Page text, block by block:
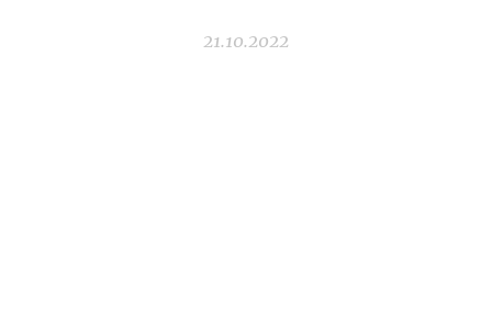
21.10.2022